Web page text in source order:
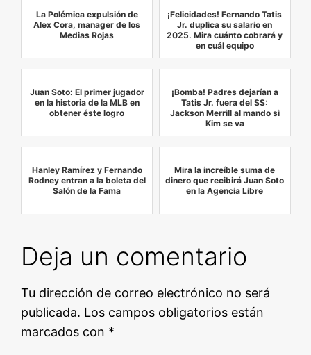
La Polémica expulsión de
Alex Cora, manager de los
Medias Rojas
¡Felicidades! Fernando Tatis
Jr. duplica su salario en
2025. Mira cuánto cobrará y
en cuál equipo
Juan Soto: El primer jugador
en la historia de la MLB en
obtener éste logro
¡Bomba! Padres dejarían a
Tatis Jr. fuera del SS:
Jackson Merrill al mando si
Kim se va
Hanley Ramírez y Fernando
Rodney entran a la boleta del
Salón de la Fama
Mira la increíble suma de
dinero que recibirá Juan Soto
en la Agencia Libre
Deja un comentario
Tu dirección de correo electrónico no será
publicada. Los campos obligatorios están
marcados con *